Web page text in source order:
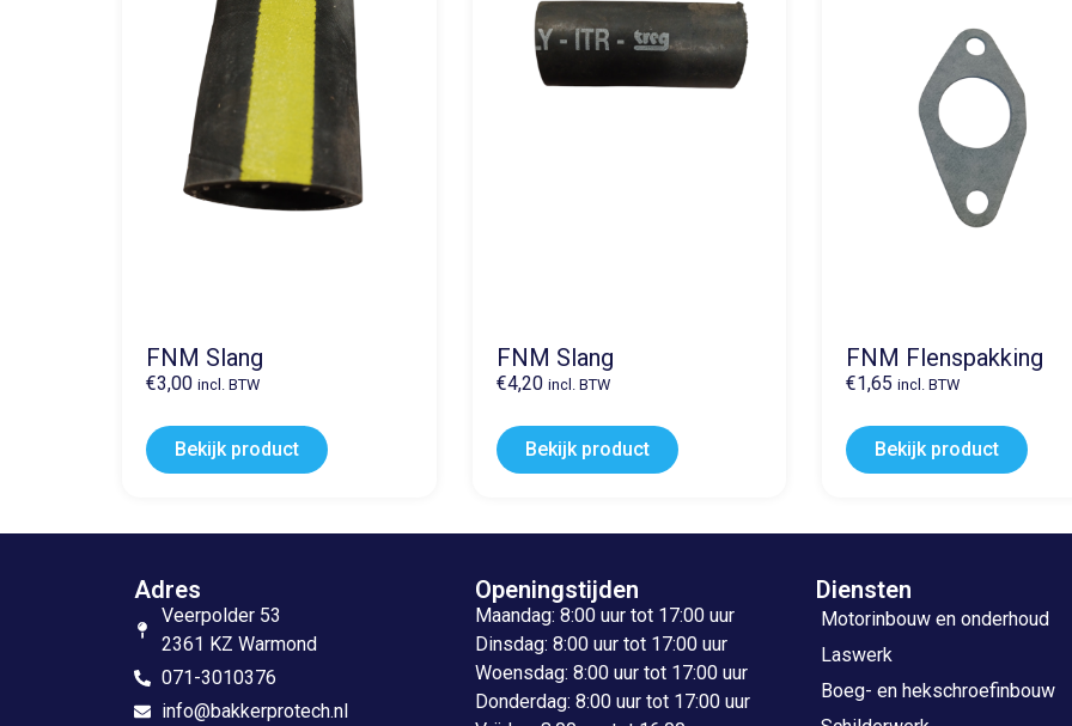
FNM Slang
€3,00 incl. BTW
Bekijk product
FNM Slang
€4,20 incl. BTW
Bekijk product
FNM Flenspakking
€1,65 incl. BTW
Bekijk product
Adres
Veerpolder 53
2361 KZ Warmond
071-3010376
info@bakkerprotech.nl
Openingstijden
Maandag: 8:00 uur tot 17:00 uur
Dinsdag: 8:00 uur tot 17:00 uur
Woensdag: 8:00 uur tot 17:00 uur
Donderdag: 8:00 uur tot 17:00 uur
Diensten
Motorinbouw en onderhoud
Laswerk
Boeg- en hekschroefinbouw